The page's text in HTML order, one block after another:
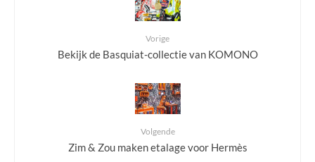
Vorige
Bekijk de Basquiat-collectie van KOMONO
Volgende
Zim & Zou maken etalage voor Hermès